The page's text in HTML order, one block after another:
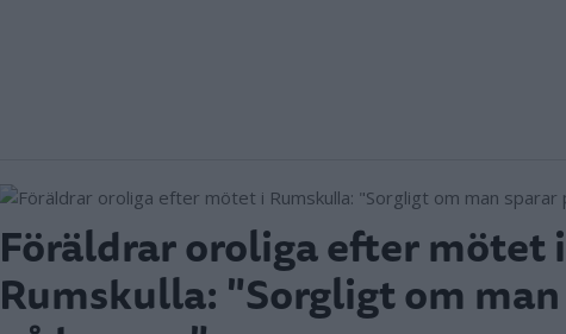
Föräldrar oroliga efter mötet i
Rumskulla: "Sorgligt om